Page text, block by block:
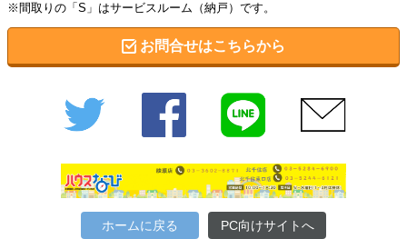
※間取りの「S」はサービスルーム（納戸）です。
お問合せはこちらから
Twitter Facebook
ホームに戻る PC向けサイトへ